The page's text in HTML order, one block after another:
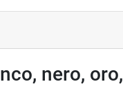
nero, oro,